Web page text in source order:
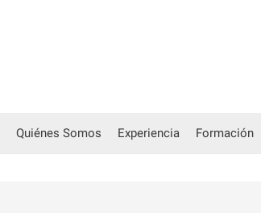
Quiénes Somos Experiencia Formación